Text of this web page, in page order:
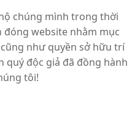
chúng mình trong thời
đóng website nhằm mục
như quyền sở hữu trí
quý độc giả đã đồng hành
tôi!